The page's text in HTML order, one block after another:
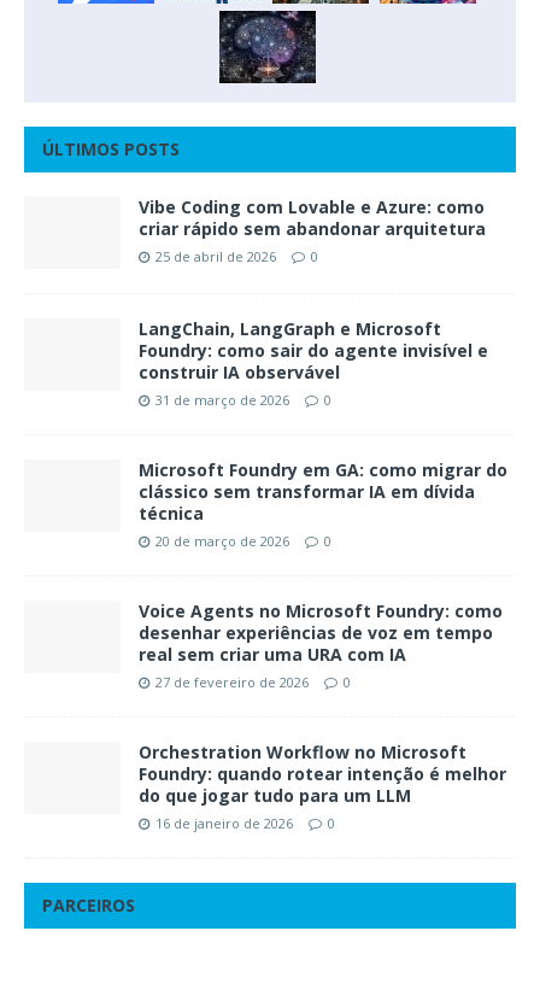
ÚLTIMOS POSTS
Vibe Coding com Lovable e Azure: como
criar rápido sem abandonar arquitetura
25 de abril de 2026 0
LangChain, LangGraph e Microsoft
Foundry: como sair do agente invisível e
construir IA observável
31 de março de 2026 0
Microsoft Foundry em GA: como migrar do
clássico sem transformar IA em dívida
técnica
20 de março de 2026 0
Voice Agents no Microsoft Foundry: como
desenhar experiências de voz em tempo
real sem criar uma URA com IA
27 de fevereiro de 2026 0
Orchestration Workflow no Microsoft
Foundry: quando rotear intenção é melhor
do que jogar tudo para um LLM
16 de janeiro de 2026 0
PARCEIROS